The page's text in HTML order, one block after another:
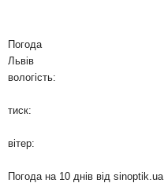
Погода
Львів
вологість:
тиск:
вітер:
Погода на 10 днів від sinoptik.ua